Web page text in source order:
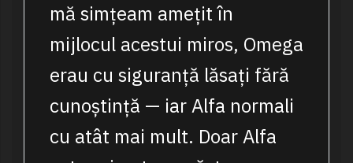
mă simțeam amețit în
mijlocul acestui miros, Omega
erau cu siguranță lăsați fără
cunoștință — iar Alfa normali
cu atât mai mult. Doar Alfa